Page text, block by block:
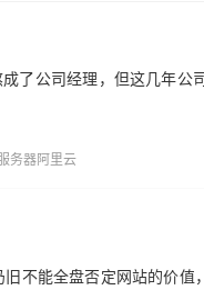
了公司经理，但这几年
务器阿里云
不能全盘否定网站的价